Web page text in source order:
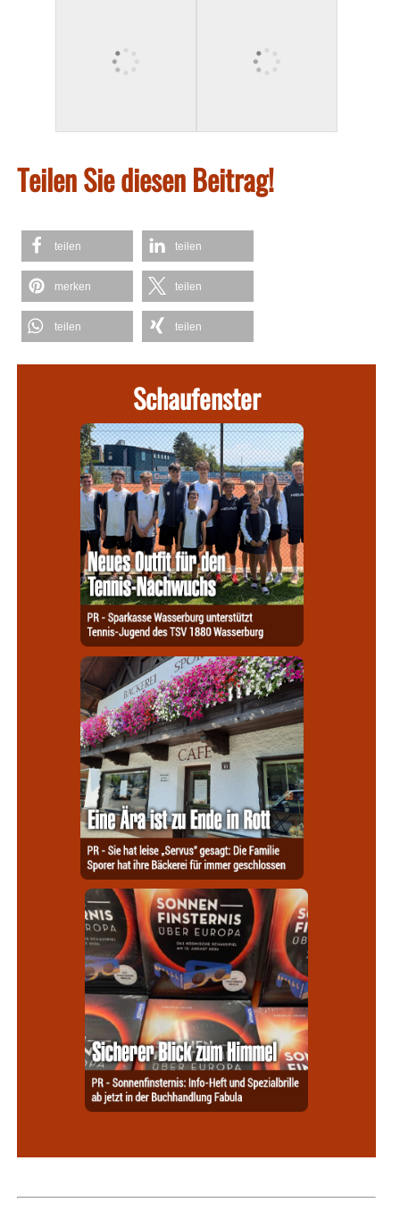
Teilen Sie diesen Beitrag!
teilen teilen
merken teilen
teilen teilen
Schaufenster